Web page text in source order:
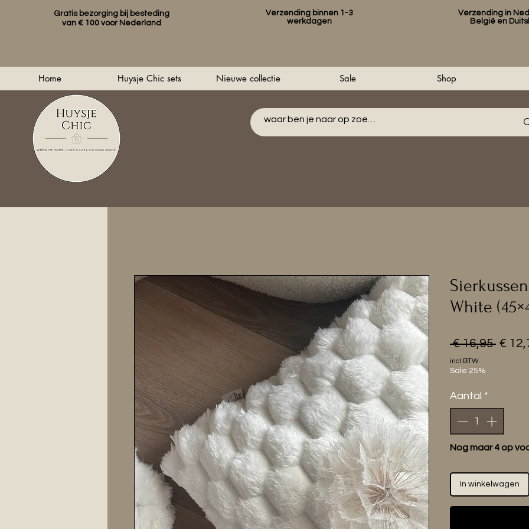
Gratis bezorging bij besteding
van € 100 voor Nederland
Verzending binnen 1-3
werkdagen
Verzending in
België en
Home Huysje Chic sets Nieuwe collectie Sale Shop
White
€ 16,95 €
incl.BTW
Sale 25%
Aantal *
Nog maar 4 op
In winkelwagen